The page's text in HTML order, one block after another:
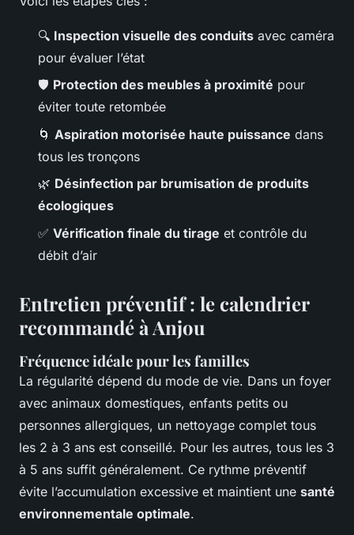
🔍 Inspection visuelle des conduits avec caméra
pour évaluer l’état
🛡️ Protection des meubles à proximité pour
éviter toute retombée
🌀 Aspiration motorisée haute puissance dans
tous les tronçons
🌿 Désinfection par brumisation de produits
écologiques
✅ Vérification finale du tirage et contrôle du
débit d’air
Entretien préventif : le calendrier
recommandé à Anjou
Fréquence idéale pour les familles
La régularité dépend du mode de vie. Dans un foyer
avec animaux domestiques, enfants petits ou
personnes allergiques, un nettoyage complet tous
les 2 à 3 ans est conseillé. Pour les autres, tous les 3
à 5 ans suffit généralement. Ce rythme préventif
évite l’accumulation excessive et maintient une santé
environnementale optimale.